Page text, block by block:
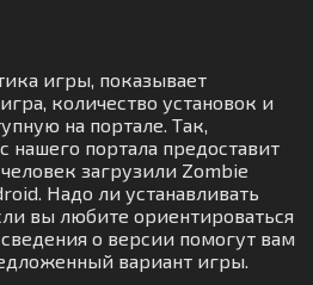
игры, показывает
количество установок и
на портале. Так,
нашего портала предоставит
загрузили Zombie
Надо ли устанавливать
вы любите ориентироваться
о версии помогут вам
вариант игры.